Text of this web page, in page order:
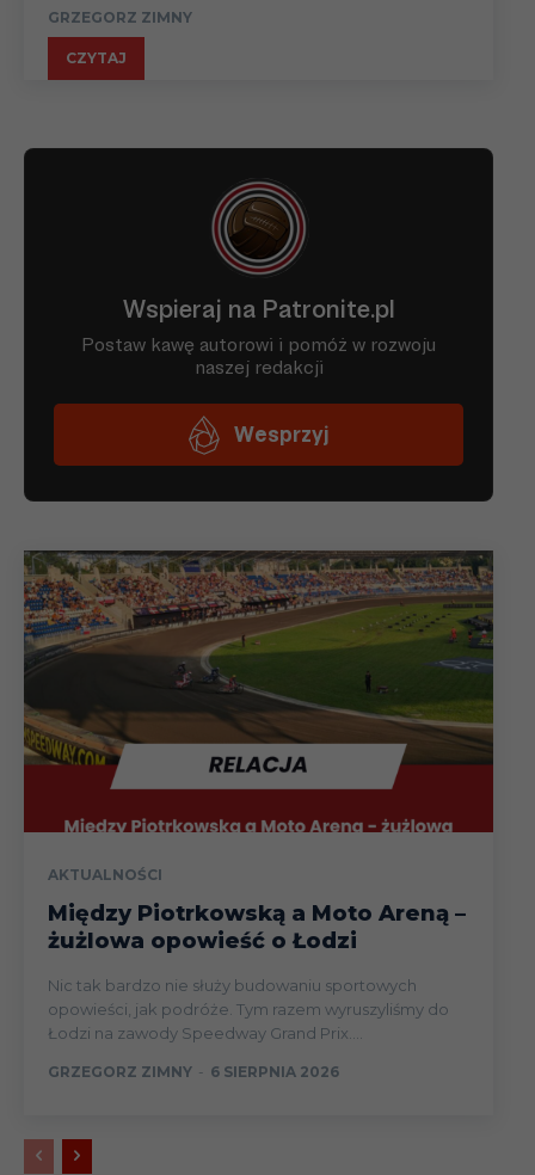
GRZEGORZ ZIMNY
CZYTAJ
AKTUALNOŚCI
Między Piotrkowską a Moto Areną –
żużlowa opowieść o Łodzi
Nic tak bardzo nie służy budowaniu sportowych
opowieści, jak podróże. Tym razem wyruszyliśmy do
Łodzi na zawody Speedway Grand Prix....
GRZEGORZ ZIMNY - 6 SIERPNIA 2026